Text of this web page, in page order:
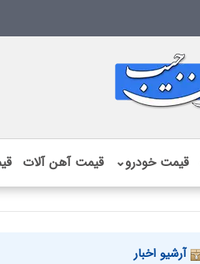
قیمت خودرو⌄ قیمت آهن آلات
آرشیو اخبار